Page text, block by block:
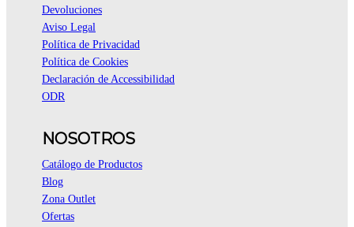
Devoluciones
Aviso Legal
Política de Privacidad
Política de Cookies
Declaración de Accessibilidad
ODR
NOSOTROS
Catálogo de Productos
Blog
Zona Outlet
Ofertas